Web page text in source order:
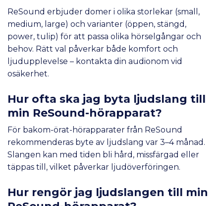
ReSound erbjuder domer i olika storlekar (small,
medium, large) och varianter (öppen, stängd,
power, tulip) för att passa olika hörselgångar och
behov. Rätt val påverkar både komfort och
ljudupplevelse – kontakta din audionom vid
osäkerhet.
Hur ofta ska jag byta ljudslang till
min ReSound-hörapparat?
För bakom-örat-hörapparater från ReSound
rekommenderas byte av ljudslang var 3–4 månad.
Slangen kan med tiden bli hård, missfärgad eller
täppas till, vilket påverkar ljudöverföringen.
Hur rengör jag ljudslangen till min